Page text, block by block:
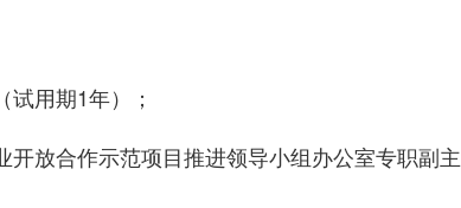
用期1年）；
放合作示范项目推进领导小组办公室专职副主